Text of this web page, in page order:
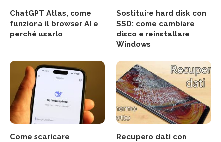
ChatGPT Atlas, come
funziona il browser AI e
perché usarlo
Sostituire hard disk con
SSD: come cambiare
disco e reinstallare
Windows
Come scaricare
Recupero dati con